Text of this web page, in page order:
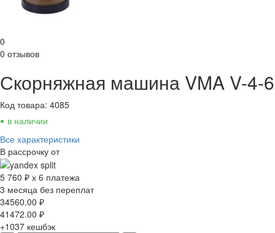
0
0 отзывов
Скорняжная машина VMA V-4-6
Код товара: 4085
• в наличии
Все характеристики
В рассрочку от
5 760 ₽ х 6 платежа
3 месяца без переплат
34560.00 ₽
41472.00 ₽
+1037 кешбэк